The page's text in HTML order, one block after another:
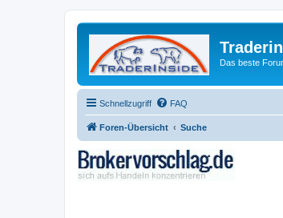
Das beste
Schnellzugriff FAQ
Foren-Übersicht Suche